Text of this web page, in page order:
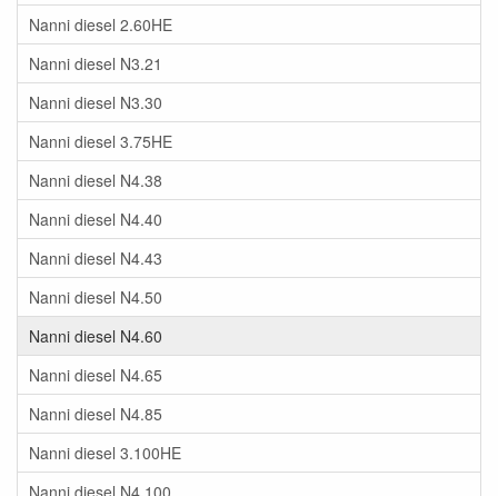
Nanni diesel 2.60HE
Nanni diesel N3.21
Nanni diesel N3.30
Nanni diesel 3.75HE
Nanni diesel N4.38
Nanni diesel N4.40
Nanni diesel N4.43
Nanni diesel N4.50
Nanni diesel N4.60
Nanni diesel N4.65
Nanni diesel N4.85
Nanni diesel 3.100HE
Nanni diesel N4.100